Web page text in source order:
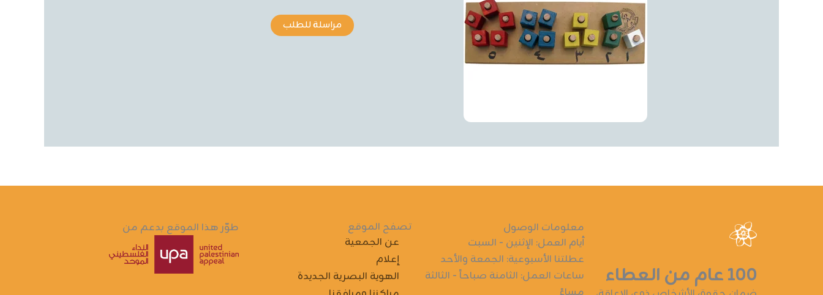
مراسلة للطلب
١٠٠ عام من العطاء
معلومات الوصول
أيام العمل: الإثنين - السبت
عطلتنا الأسبوعية: الجمعة والأحد
ساعات العمل: الثامنة صباحاً - الثالثة
تصفح الموقع
عن الجمعية
إعلام
الهوية البصرية الجديدة
طوّر هذا الموقع بدعم من